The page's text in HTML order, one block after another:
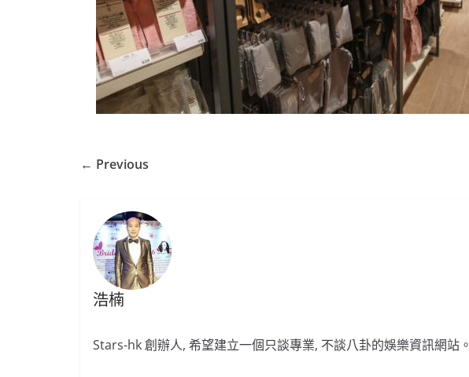
← Previous
浩楠
Stars-hk 創辦人, 希望建立一個只談專業, 不談八卦的娛樂資訊網站。